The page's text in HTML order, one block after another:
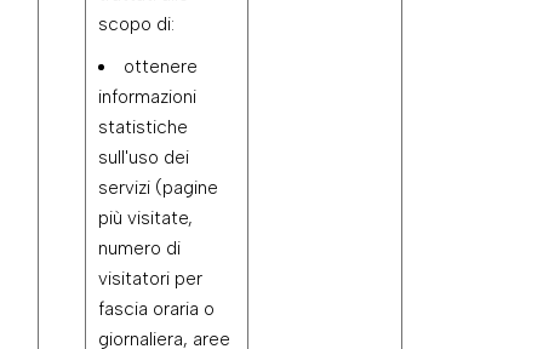
scopo di:
ottenere
informazioni
statistiche
sull'uso dei
servizi (pagine
più visitate,
numero di
visitatori per
fascia oraria o
giornaliera, aree